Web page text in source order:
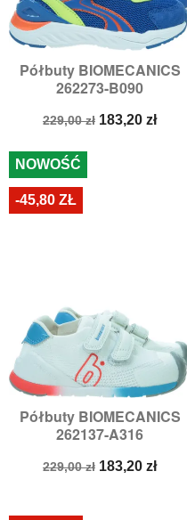
Półbuty BIOMECANICS
262273-B090
Cena
229,00 zł Cena
183,20 zł
Półbuty BIOMECANICS
262137-A316
Cena
229,00 zł Cena
183,20 zł
NOWOŚĆ
-45,80 ZŁ